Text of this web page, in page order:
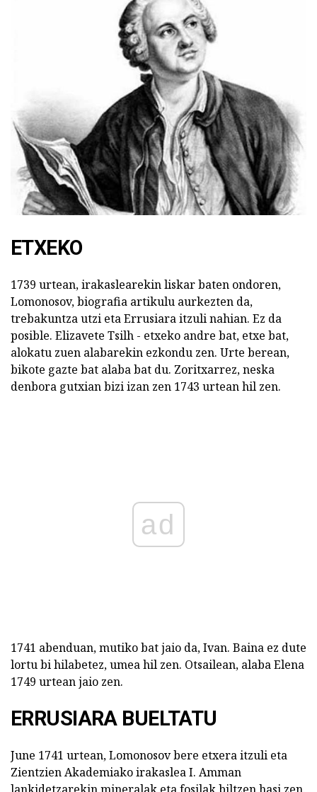
ETXEKO
1739 urtean, irakaslearekin liskar baten ondoren,
Lomonosov, biografia artikulu aurkezten da,
trebakuntza utzi eta Errusiara itzuli nahian. Ez da
posible. Elizavete Tsilh - etxeko andre bat, etxe bat,
alokatu zuen alabarekin ezkondu zen. Urte berean,
bikote gazte bat alaba bat du. Zoritxarrez, neska
denbora gutxian bizi izan zen 1743 urtean hil zen.
ad
1741 abenduan, mutiko bat jaio da, Ivan. Baina ez dute
lortu bi hilabetez, umea hil zen. Otsailean, alaba Elena
1749 urtean jaio zen.
ERRUSIARA BUELTATU
June 1741 urtean, Lomonosov bere etxera itzuli eta
Zientzien Akademiako irakaslea I. Amman